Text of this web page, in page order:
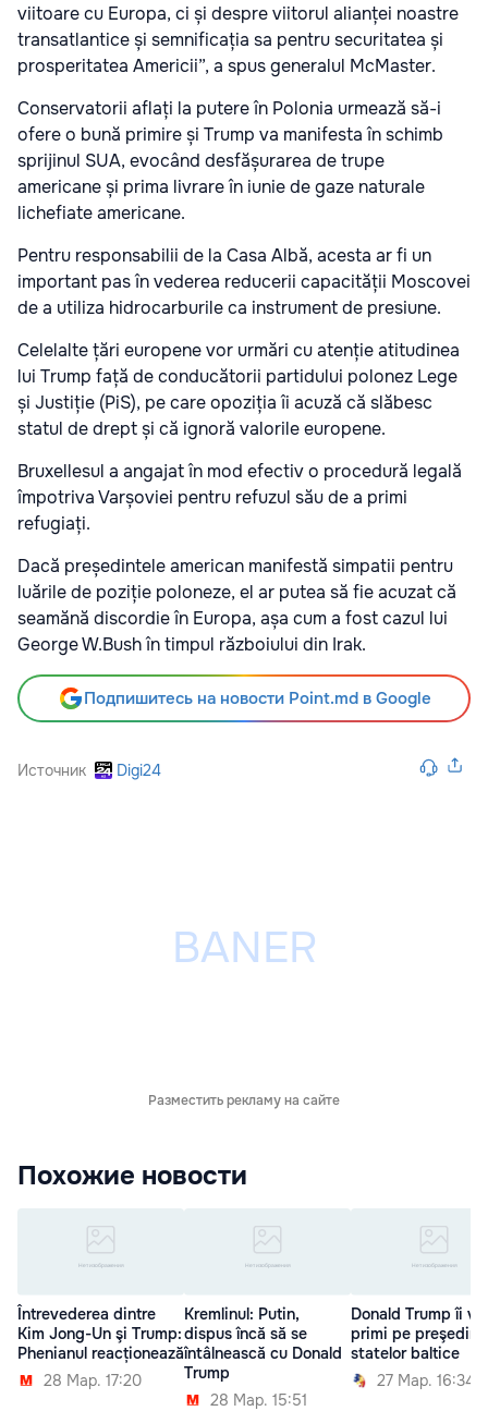
viitoare cu Europa, ci și despre viitorul alianței noastre
transatlantice și semnificația sa pentru securitatea și
prosperitatea Americii”, a spus generalul McMaster.
Conservatorii aflați la putere în Polonia urmează să-i
ofere o bună primire și Trump va manifesta în schimb
sprijinul SUA, evocând desfășurarea de trupe
americane și prima livrare în iunie de gaze naturale
lichefiate americane.
Pentru responsabilii de la Casa Albă, acesta ar fi un
important pas în vederea reducerii capacității Moscovei
de a utiliza hidrocarburile ca instrument de presiune.
Celelalte țări europene vor urmări cu atenție atitudinea
lui Trump față de conducătorii partidului polonez Lege
și Justiție (PiS), pe care opoziția îi acuză că slăbesc
statul de drept și că ignoră valorile europene.
Bruxellesul a angajat în mod efectiv o procedură legală
împotriva Varșoviei pentru refuzul său de a primi
refugiați.
Dacă președintele american manifestă simpatii pentru
luările de poziție poloneze, el ar putea să fie acuzat că
seamănă discordie în Europa, așa cum a fost cazul lui
George W.Bush în timpul războiului din Irak.
Подпишитесь на новости Point.md в Google
Источник Digi24
Разместить рекламу на сайте
Похожие новости
Întrevederea dintre
Kim Jong-Un şi Trump:
Phenianul reacționează
28 Мар. 17:20
Kremlinul: Putin,
dispus încă să se
întâlnească cu Donald
Trump
28 Мар. 15:51
Donald Trump îi va
primi pe
statelor baltice
27 Мар. 16:34